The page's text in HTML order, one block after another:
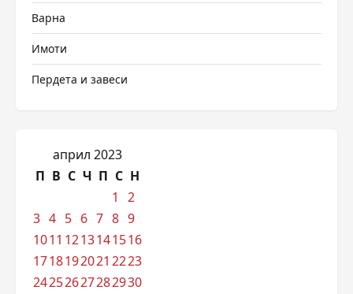
Варна
Имоти
Пердета и завеси
април 2023
П В С Ч П С Н
1
2
3 4 5 6 7 8 9
1011 1213141516
1718192021 2223
24252627282930